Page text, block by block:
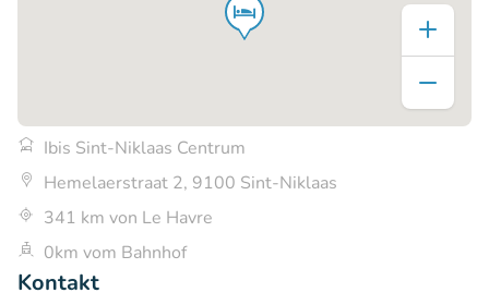
Ibis Sint-Niklaas Centrum
Hemelaerstraat 2, 9100 Sint-Niklaas
341 km von Le Havre
0km vom Bahnhof
Kontakt